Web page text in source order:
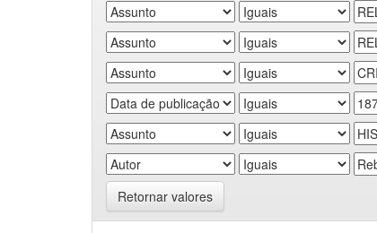
Retornar valores